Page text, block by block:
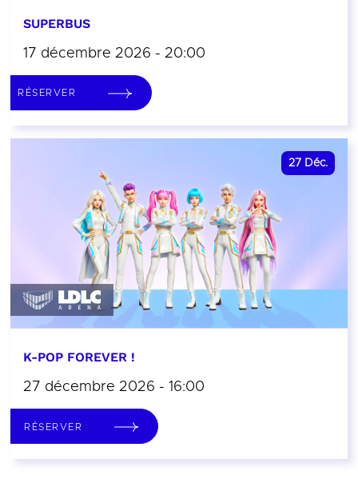
SUPERBUS
17 décembre 2026 - 20:00
RÉSERVER
27 Déc.
K-POP FOREVER !
27 décembre 2026 - 16:00
RÉSERVER